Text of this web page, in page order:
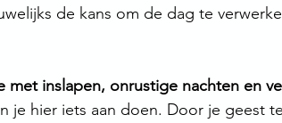
de kans om de dag te
met inslapen, onrustige nachten en
je hier iets aan doen. Door je geest